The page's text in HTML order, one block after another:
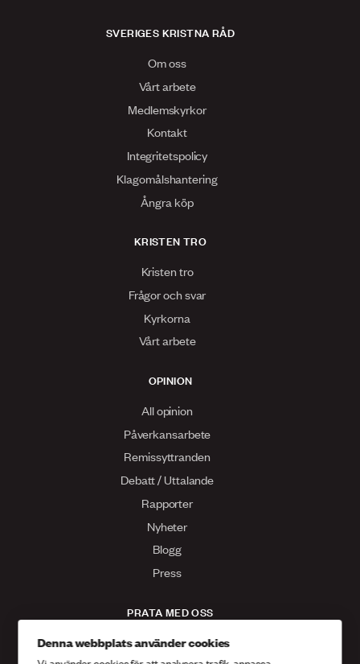
SVERIGES KRISTNA RÅD
Om oss
Vårt arbete
Medlemskyrkor
Kontakt
Integritetspolicy
Klagomålshantering
Ångra köp
KRISTEN TRO
Kristen tro
Frågor och svar
Kyrkorna
Vårt arbete
OPINION
All opinion
Påverkansarbete
Remissyttranden
Debatt / Uttalande
Rapporter
Nyheter
Blogg
Press
PRATA MED OSS
Kontakta oss
Denna webbplats använder cookies